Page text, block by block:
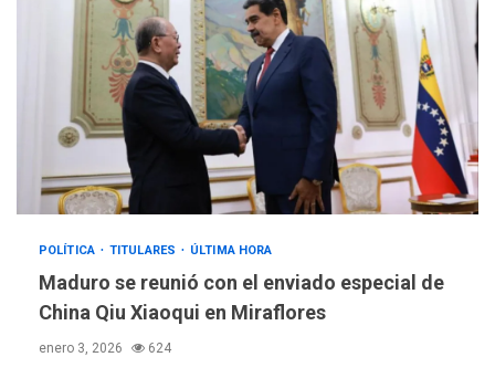
POLÍTICA TITULARES ÚLTIMA HORA
Maduro se reunió con el enviado especial de
China Qiu Xiaoqui en Miraflores
enero 3, 2026 624